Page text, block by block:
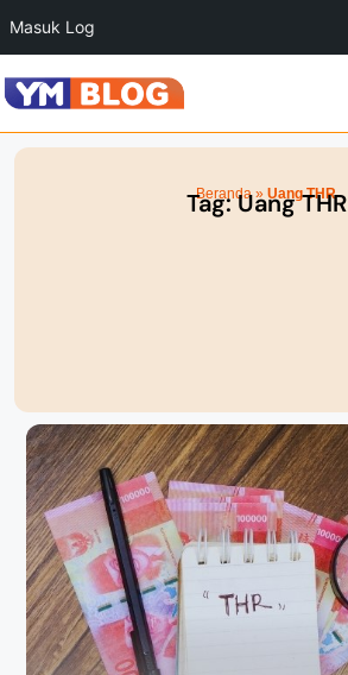
Masuk Log
Beranda» Uang THR
Tag: Uang THR